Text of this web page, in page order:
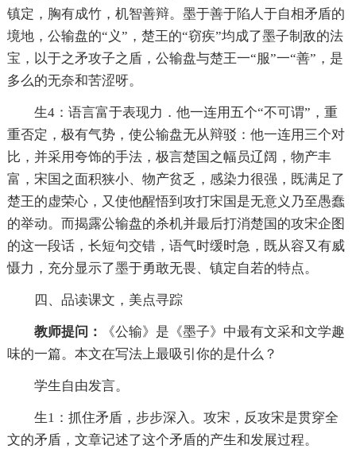
镇定，胸有成竹，机智善辩。墨于善于陷人于自相矛盾的
境地，公输盘的“义”，楚王的“窃疾”均成了墨子制敌的法
宝，以于之矛攻子之盾，公输盘与楚王一“服”一“善”，是
多么的无奈和苦涩呀。
生4：语言富于表现力．他一连用五个“不可谓”，重
重否定，极有气势，使公输盘无从辩驳：他一连用三个对
比，并采用夸饰的手法，极言楚国之幅员辽阔，物产丰
富，宋国之面积狭小、物产贫乏，感染力很强，既满足了
楚王的虚荣心，又使他醒悟到攻打宋国是无意义乃至愚蠢
的举动。而揭露公输盘的杀机并最后打消楚国的攻宋企图
的这一段话，长短句交错，语气时缓时急，既从容又有威
慑力，充分显示了墨于勇敢无畏、镇定自若的特点。
四、品读课文，美点寻踪
教师提问：
《公输》是《墨子》中最有文采和文学趣
味的一篇。本文在写法上最吸引你的是什么？
学生自由发言。
生1：抓住矛盾，步步深入。攻宋，反攻宋是贯穿全
文的矛盾，文章记述了这个矛盾的产生和发展过程。